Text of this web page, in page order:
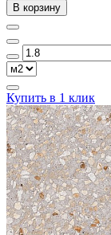
В корзину
Купить в 1 клик